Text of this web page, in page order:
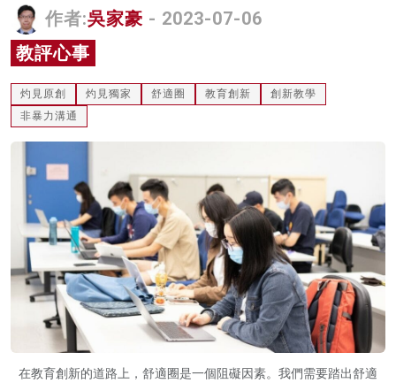
影片
名家榜
灼見活動
關於我們
作者:吳家豪 - 2023-07-06
教評心事
灼見原創 灼見獨家 舒適圈 教育創新
創新教學
非暴力溝通
在教育創新的道路上，舒適圈是一個阻礙因素。我們需要踏出舒適